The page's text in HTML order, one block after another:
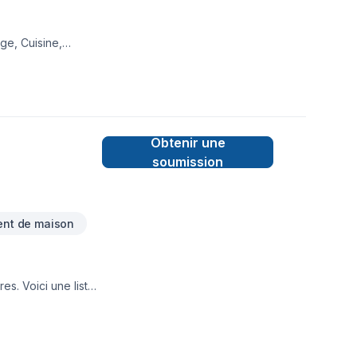
Cuisine,
l'importance
de maison
Voici une liste
Obtenir une
soumission